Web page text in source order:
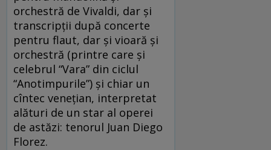
orchestră de Vivaldi, dar și
transcripții după concerte
pentru flaut, dar și vioară și
orchestră (printre care și
celebrul “Vara” din ciclul
“Anotimpurile”) și chiar un
cîntec venețian, interpretat
alături de un star al operei
de astăzi: tenorul Juan Diego
Florez.